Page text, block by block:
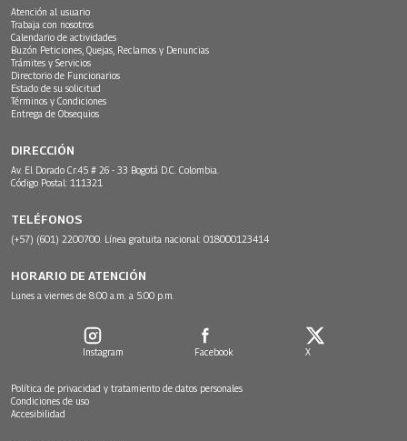
Atención al usuario
Trabaja con nosotros
Calendario de actividades
Buzón Peticiones, Quejas, Reclamos y Denuncias
Trámites y Servicios
Directorio de Funcionarios
Estado de su solicitud
Términos y Condiciones
Entrega de Obsequios
DIRECCIÓN
Av. El Dorado Cr.45 # 26 - 33 Bogotá D.C. Colombia.
Código Postal: 111321
TELÉFONOS
(+57) (601) 2200700. Línea gratuita nacional: 018000123414
HORARIO DE ATENCIÓN
Lunes a viernes de 8:00 a.m. a 5:00 p.m.
Instagram Facebook X
Política de privacidad y tratamiento de datos personales
Condiciones de uso
Accesibilidad